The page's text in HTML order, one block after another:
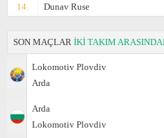
14.
Dunav Ruse
SON MAÇLAR İKİ TAKIM
Lokomotiv Plovdiv
Arda
Arda
Lokomotiv Plovdiv